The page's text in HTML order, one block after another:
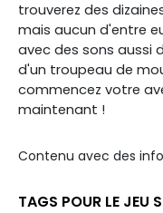
trouverez des
mais aucun d'entre
avec des sons aussi
d'un troupeau de
commencez votre
maintenant !
Contenu avec des
TAGS POUR LE JEU